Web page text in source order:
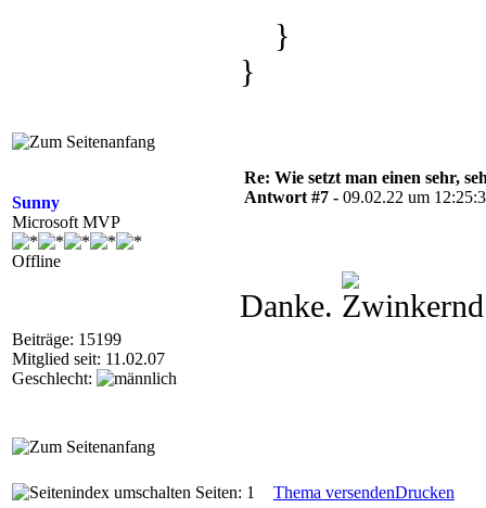
}
}
Sunny
Microsoft MVP
Offline
Beiträge: 15199
Mitglied seit: 11.02.07
Geschlecht:
Re: Wie setzt man einen sehr,
Antwort #7 - 09.02.22 um
Danke.
Seiten: 1 Thema versendenDrucken